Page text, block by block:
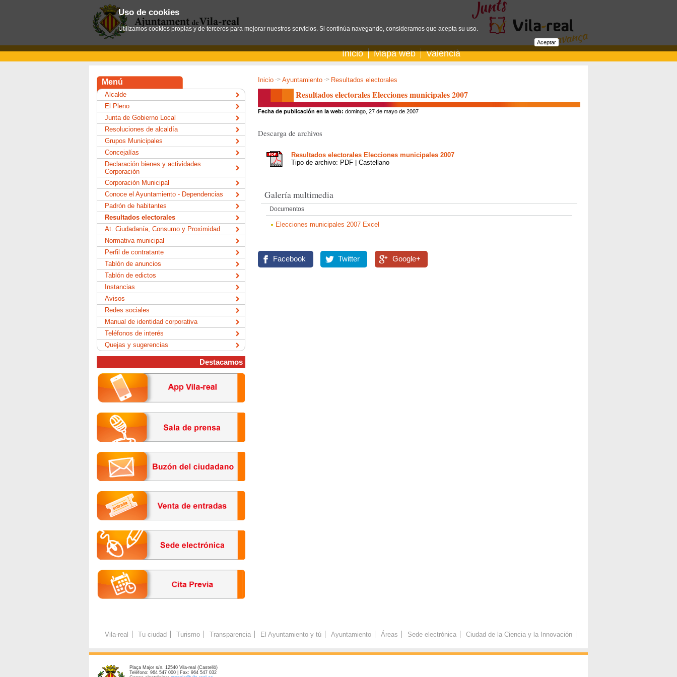
Inicio Mapa web Valencià
Inicio -> Ayuntamiento -> Resultados electorales
Resultados electorales Elecciones municipales 2007
Fecha de publicación en la web: domingo, 27 de mayo de 2007
Descarga de archivos
Resultados electorales Elecciones municipales 2007
Tipo de archivo: PDF | Castellano
Galería multimedia
Documentos
Elecciones municipales 2007 Excel
Facebook Twitter Google+
Menú
Alcalde
El Pleno
Junta de Gobierno Local
Resoluciones de alcaldía
Grupos Municipales
Concejalías
Declaración bienes y actividades
Corporación
Corporación Municipal
Conoce el Ayuntamiento - Dependencias
Padrón de habitantes
Resultados electorales
At. Ciudadanía, Consumo y Proximidad
Normativa municipal
Perfil de contratante
Tablón de anuncios
Tablón de edictos
Instancias
Avisos
Redes sociales
Manual de identidad corporativa
Teléfonos de interés
Quejas y sugerencias
Destacamos
Vila-real Tu ciudad Turismo Transparencia El Ayuntamiento y tú Ayuntamiento Áreas Sede electrónica Ciudad de la Ciencia y la Innovación
Plaça Major s/n. 12540 Vila-real (Castelló)
Teléfono: 964 547 000 | Fax: 964 547 032
Uso de cookies
Utilizamos cookies propias y de terceros para mejorar nuestros servicios. Si continúa navegando, consideramos que acepta su uso.
Aceptar